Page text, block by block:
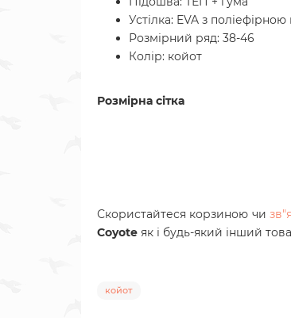
Устілка: EVA з
Розмірний ряд: 38-46
Колір: койот
Розмірна сітка
Скористайтеся корзиною чи
Coyote як і будь-який інший
койот